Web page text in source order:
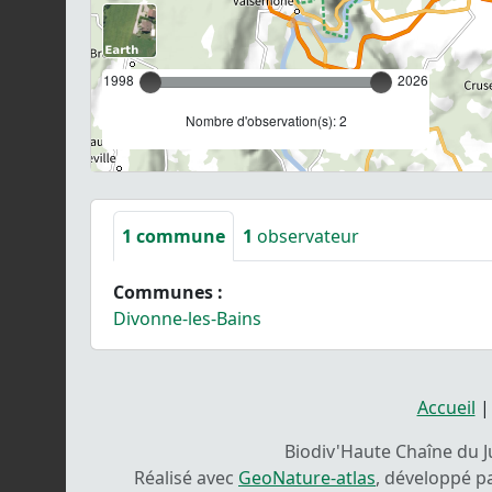
1998 2026
Nombre d'observation(s): 2
1 commune 1 observateur
Communes :
Divonne-les-Bains
Accueil
Biodiv'Haute Chaîne du
Réalisé avec GeoNature-atlas, développé